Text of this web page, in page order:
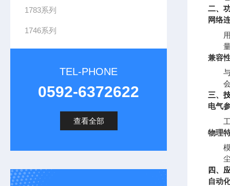
1783系列
1746系列
TEL-PHONE
0592-6372622
查看全部
二、
网络
兼容
三、
电气
物理
四、
自动